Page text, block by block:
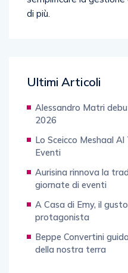
Ultimi Articoli
Alessandro Matri
2026
Lo Sceicco Meshaal
Eventi
Aurisina rinnova la
giornate di eventi
A Casa di Emy, il
protagonista
Beppe Convertini
della nostra terra